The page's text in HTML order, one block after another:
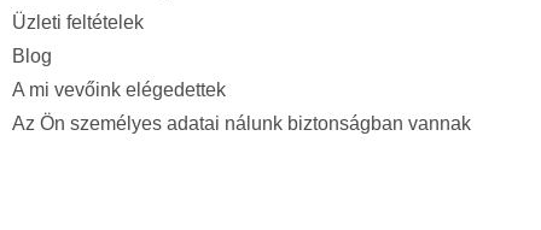
Üzleti feltételek
Blog
A mi vevőink elégedettek
Az Ön személyes adatai nálunk biztonságban vannak